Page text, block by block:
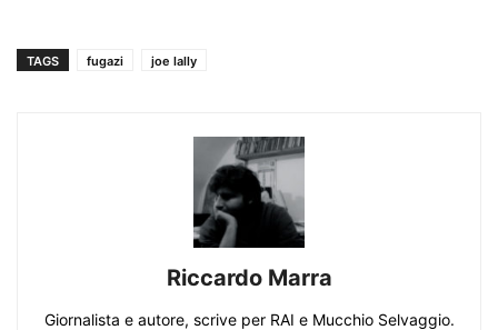
TAGS fugazi joe lally
Riccardo Marra
Giornalista e autore, scrive per RAI e Mucchio Selvaggio.